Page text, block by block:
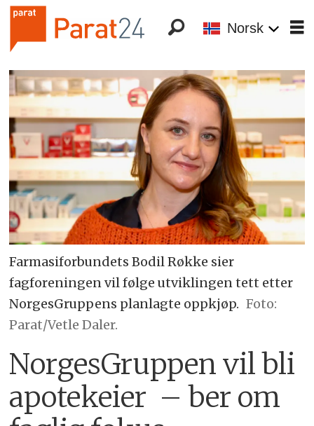
Norsk
Farmasiforbundets Bodil Røkke sier
fagforeningen vil følge utviklingen tett etter
NorgesGruppens planlagte oppkjøp. Foto:
Parat/Vetle Daler.
NorgesGruppen vil bli
apotekeier – ber om